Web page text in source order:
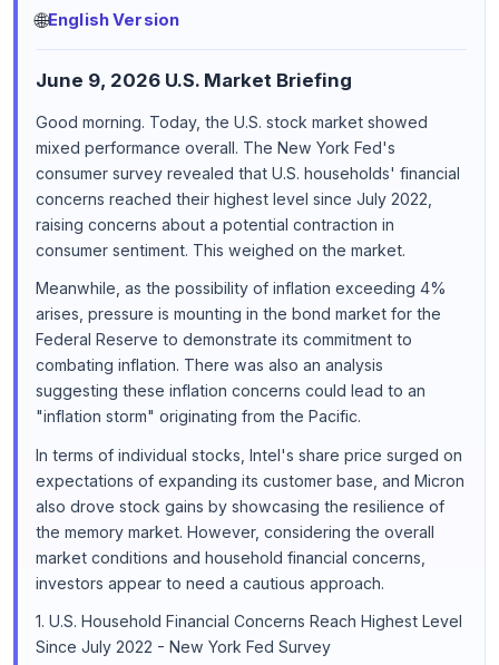
🌐English Version
June 9, 2026 U.S. Market Briefing
Good morning. Today, the U.S. stock market showed
mixed performance overall. The New York Fed's
consumer survey revealed that U.S. households' financial
concerns reached their highest level since July 2022,
raising concerns about a potential contraction in
consumer sentiment. This weighed on the market.
Meanwhile, as the possibility of inflation exceeding 4%
arises, pressure is mounting in the bond market for the
Federal Reserve to demonstrate its commitment to
combating inflation. There was also an analysis
suggesting these inflation concerns could lead to an
"inflation storm" originating from the Pacific.
In terms of individual stocks, Intel's share price surged on
expectations of expanding its customer base, and Micron
also drove stock gains by showcasing the resilience of
the memory market. However, considering the overall
market conditions and household financial concerns,
investors appear to need a cautious approach.
1. U.S. Household Financial Concerns Reach Highest Level
Since July 2022 - New York Fed Survey